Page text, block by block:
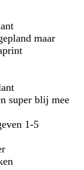
maar
super blij mee
1-5